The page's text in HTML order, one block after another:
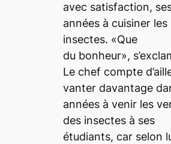
avec satisfaction,
années à cuisiner les
insectes. «Que
du bonheur»,
Le chef compte
vanter davantage
années à venir les
des insectes à ses
étudiants, car selon